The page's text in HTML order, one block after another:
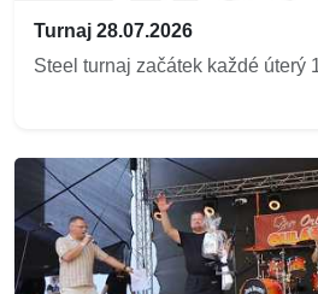
Turnaj 28.07.2026
Steel turnaj začátek každé úterý